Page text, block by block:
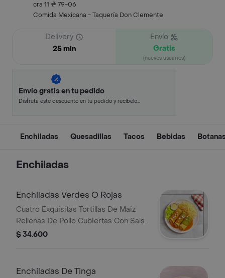
cra 11 # 79-06
Comida Mexicana - Taquería Don Clemente
Delivery
25 min
Envío
Gratis
(nuevos usuarios)
Envío gratis en tu pedido
Disfruta este descuento en tu pedido y recíbelo
Enchiladas Quesadillas Tacos Bebidas
Enchiladas
Enchiladas Verdes O Rojas
Cuatro Exquisitas Tortillas De Maiz
Rellenas De Pollo Cubiertas Con Salsa
Roja O Verde, Acompanado De
$ 34.600
Enchiladas De Tinga